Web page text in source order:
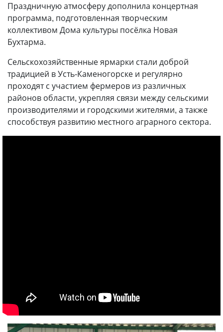
Праздничную атмосферу дополнила концертная
программа, подготовленная творческим
коллективом Дома культуры посёлка Новая
Бухтарма.
Сельскохозяйственные ярмарки стали доброй
традицией в Усть-Каменогорске и регулярно
проходят с участием фермеров из различных
районов области, укрепляя связи между сельскими
производителями и городскими жителями, а также
способствуя развитию местного аграрного сектора.